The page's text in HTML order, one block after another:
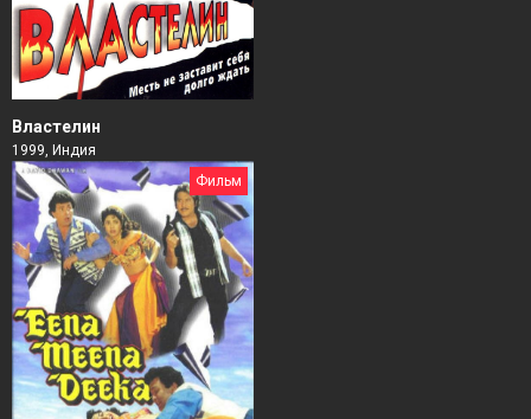
Властелин
1999, Индия
Фильм